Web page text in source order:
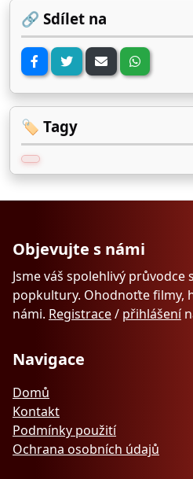
🔗 Sdílet na
🏷️ Tagy
Objevujte s námi
Jsme váš spolehlivý průvodce
popkultury. Ohodnoťte filmy,
námi. Registrace/ přihlášení
Navigace
Domů
Kontakt
Podmínky použití
Ochrana osobních údajů